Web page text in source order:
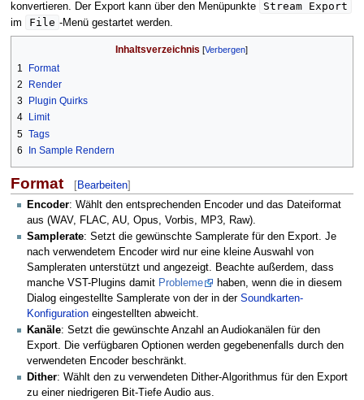
konvertieren. Der Export kann über den Menüpunkte
Stream Export
im File -Menü gestartet werden.
Inhaltsverzeichnis
1
Format
2
Render
3
Plugin Quirks
4
Limit
5 Tags
6
In Sample Rendern
Format [Bearbeiten]
Encoder: Wählt den entsprechenden Encoder und das Dateiformat
aus (WAV, FLAC, AU, Opus, Vorbis, MP3, Raw).
Samplerate: Setzt die gewünschte Samplerate für den Export. Je
nach verwendetem Encoder wird nur eine kleine Auswahl von
Sampleraten unterstützt und angezeigt. Beachte außerdem, dass
manche VST-Plugins damit Probleme
haben, wenn die in diesem
Dialog eingestellte Samplerate von der in der Soundkarten-
Konfiguration eingestellten abweicht.
Kanäle: Setzt die gewünschte Anzahl an Audiokanälen für den
Export. Die verfügbaren Optionen werden gegebenenfalls durch den
verwendeten Encoder beschränkt.
Dither: Wählt den zu verwendeten Dither-Algorithmus für den Export
zu einer niedrigeren Bit-Tiefe Audio aus.